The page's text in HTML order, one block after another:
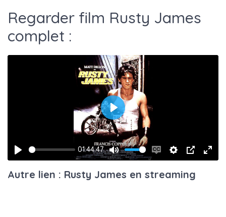
Regarder film Rusty James
complet :
Play
01:44:47
Mute
Enable
captions
Settings
PIP
Play
Autre lien : Rusty James en streaming